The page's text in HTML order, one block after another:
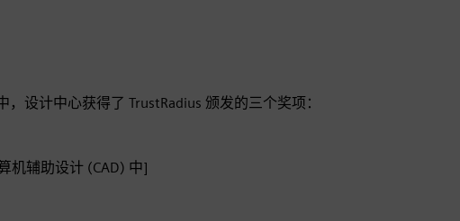
，设计中心获得了 TrustRadius 颁发的三个奖项：
机辅助设计 (CAD) 中]